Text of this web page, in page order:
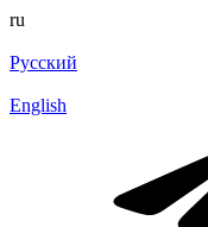
ru
Русский
English